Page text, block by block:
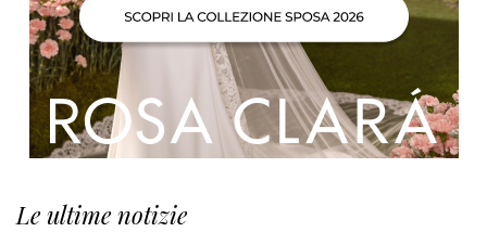
Le ultime notizie